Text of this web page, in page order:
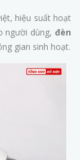
hiệu suất hoạt
người dùng, đèn
gian sinh hoạt.